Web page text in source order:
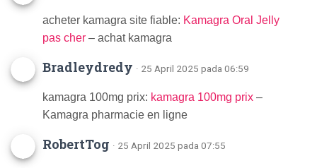
acheter kamagra site fiable: Kamagra Oral Jelly
pas cher – achat kamagra
Bradleydredy · 25 April 2025 pada 06:59
kamagra 100mg prix: kamagra 100mg prix –
Kamagra pharmacie en ligne
RobertTog · 25 April 2025 pada 07:55